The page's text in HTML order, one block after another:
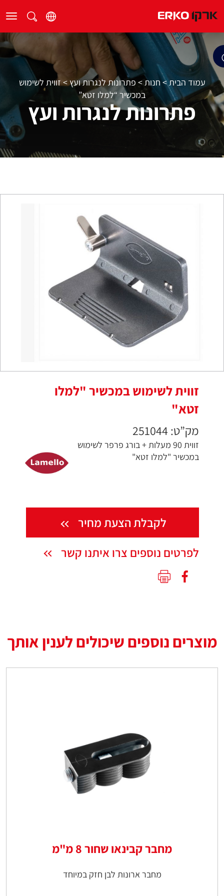
עמוד הבית>חנות> פתרונות לנגרות ועץ >זווית לשימוש
במכשיר “למלו זטא”
פתרונות לנגרות ועץ
זווית לשימוש במכשיר "למלו
זטא"
מק”ט: 251044
זווית 90 מעלות + בורג פרפר לשימוש
במכשיר "למלו זטא"
לקבלת הצעת מחיר
לפרטים נוספים צרו איתנו קשר
מוצרים נוספים שיכולים לענין אותך
מחבר קבינאו שחור 8 מ"מ
מחבר ארונות לבן חזק במיוחד